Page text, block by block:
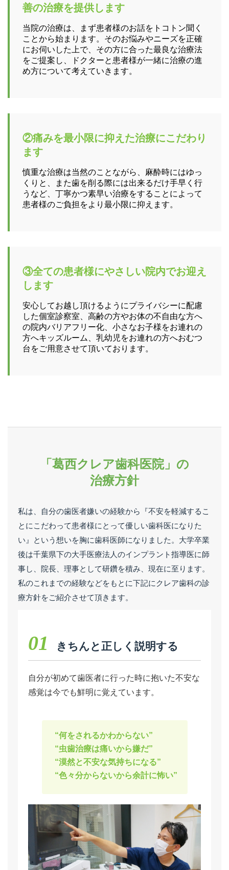
善の治療を提供します
当院の治療は、まず患者様のお話をトコトン聞く
ことから始まります。そのお悩みやニーズを正確
にお伺いした上で、その方に合った最良な治療法
をご提案し、ドクターと患者様が一緒に治療の進
め方について考えていきます。
②痛みを最小限に抑えた治療にこだわり
ます
慎重な治療は当然のことながら、麻酔時にはゆっ
くりと、また歯を削る際には出来るだけ手早く行
うなど、丁寧かつ素早い治療をすることによって
患者様のご負担をより最小限に抑えます。
③全ての患者様にやさしい院内でお迎え
します
安心してお越し頂けるようにプライバシーに配慮
した個室診察室、高齢の方やお体の不自由な方へ
の院内バリアフリー化、小さなお子様をお連れの
方へキッズルーム、乳幼児をお連れの方へおむつ
台をご用意させて頂いております。
「葛西クレア歯科医院」の
治療方針
私は、自分の歯医者嫌いの経験から『不安を軽減するこ
とにこだわって患者様にとって優しい歯科医になりた
い』という想いを胸に歯科医師になりました。大学卒業
後は千葉県下の大手医療法人のインプラント指導医に師
事し、院長、理事として研鑽を積み、現在に至ります。
私のこれまでの経験などをもとに下記にクレア歯科の診
療方針をご紹介させて頂きます。
01 きちんと正しく説明する
自分が初めて歯医者に行った時に抱いた不安な
感覚は今でも鮮明に覚えています。
“何をされるかわからない”
“虫歯治療は痛いから嫌だ”
“漠然と不安な気持ちになる”
“色々分からないから余計に怖い”